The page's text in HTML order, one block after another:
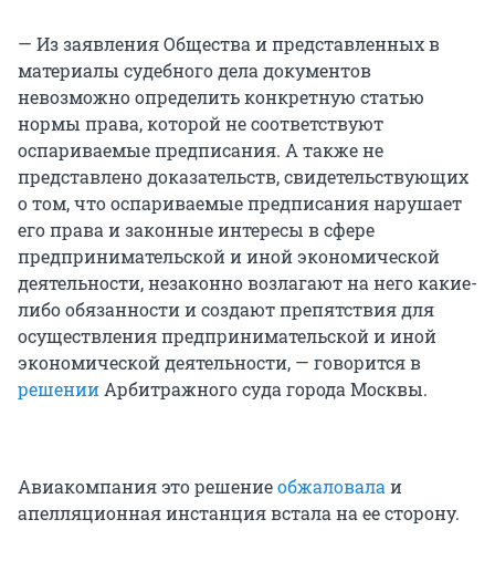
— Из заявления Общества и представленных в
материалы судебного дела документов
невозможно определить конкретную статью
нормы права, которой не соответствуют
оспариваемые предписания. А также не
представлено доказательств, свидетельствующих
о том, что оспариваемые предписания нарушает
его права и законные интересы в сфере
предпринимательской и иной экономической
деятельности, незаконно возлагают на него какие-
либо обязанности и создают препятствия для
осуществления предпринимательской и иной
экономической деятельности, — говорится в
решенииАрбитражного суда города Москвы.
Авиакомпания это решениеобжаловалаи
апелляционная инстанция встала на ее сторону.